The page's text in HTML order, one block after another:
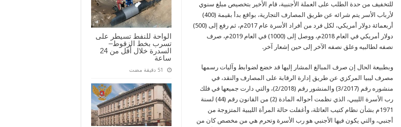
الواحة للنفط تسيطر على
تسرب بخط الزقوط–
السدرة خلال أقل من 24
ساعة
للتخفيف من حدة الطلب على العملة الأجنبية، قام الأخير بتخصيص مبلغ سنوي
لأرباب الأسر يتم شرائه عن طريق المصارف التجارية، بواقع بدأ بقيمة (400)
أربعمائة دولار أمريكي، لكل فرد من أفراد الأسرة عام 2017م، ثم رفع إلى (500)
دولار أمريكي في العام 2018م، ووصل إلى (1000) في العام 2019م، صرف
نصفه لطالبيه وعلق نصفه الآخر إلى حين إشعار آخر.
وبطبيعة الحال إن صرف المبالغ المشار إليها قد خضع لضوابط وآليات رسمها
مصرف ليبيا المركزي عن طريق إدارة الرقابة على المصارف والنقد، في
منشوره رقم (3/2017) والمنشور رقم (2/2018)، والتي دارت جميعها في فلك
رب الأسرة الليبي، الذي نظمت أحواله المادة (2) من القانون رقم (44) لسنة
1971م بشأن نظام كتيب العائلة، وأغفلت حالة المرأة الليبية المتزوجة من
أجنبي، والتي يكون فيها الأجنبي هو رب الأسرة وتحرم هي من مخصص كان من